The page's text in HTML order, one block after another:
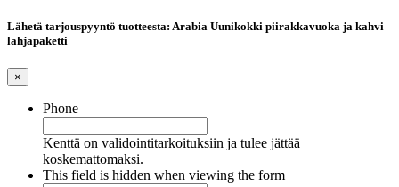
Lähetä tarjouspyyntö tuotteesta: Arabia Uunikokki piirakkavuoka ja kahvi
lahjapaketti
×
Phone
Kenttä on validointitarkoituksiin ja tulee jättää
koskemattomaksi.
This field is hidden when viewing the form